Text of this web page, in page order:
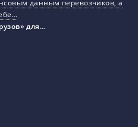
данным перевозчиков, а
для…